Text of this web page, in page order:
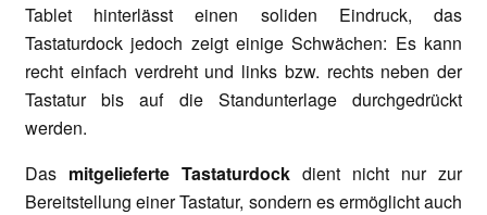
Tablet hinterlässt einen soliden Eindruck, das
Tastaturdock jedoch zeigt einige Schwächen: Es kann
recht einfach verdreht und links bzw. rechts neben der
Tastatur bis auf die Standunterlage durchgedrückt
werden.
Das mitgelieferte Tastaturdock dient nicht nur zur
Bereitstellung einer Tastatur, sondern es ermöglicht auch